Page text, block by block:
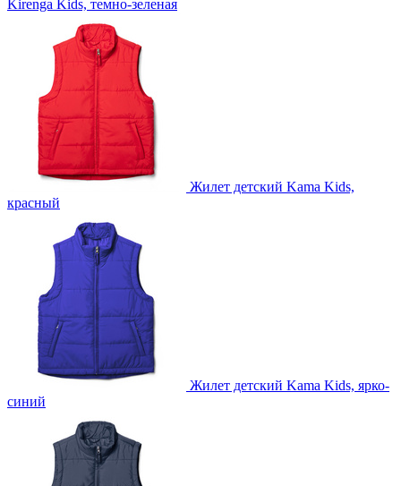
Kirenga Kids, темно-зеленая
Жилет детский Kama Kids,
красный
Жилет детский Kama Kids, ярко-
синий